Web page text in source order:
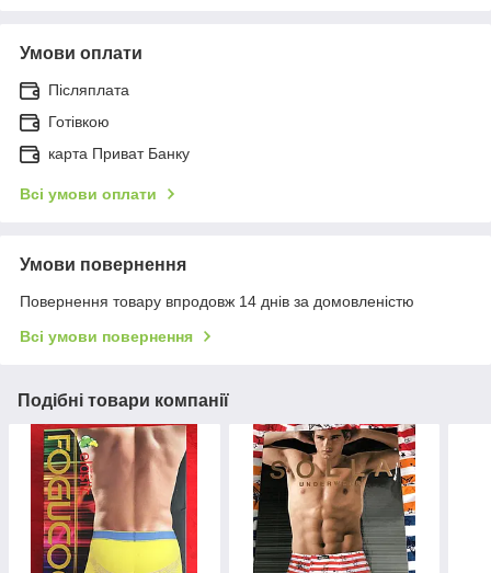
Умови оплати
Післяплата
Готівкою
карта Приват Банку
Всі умови оплати
Умови повернення
Повернення товару впродовж 14 днів за домовленістю
Всі умови повернення
Подібні товари компанії